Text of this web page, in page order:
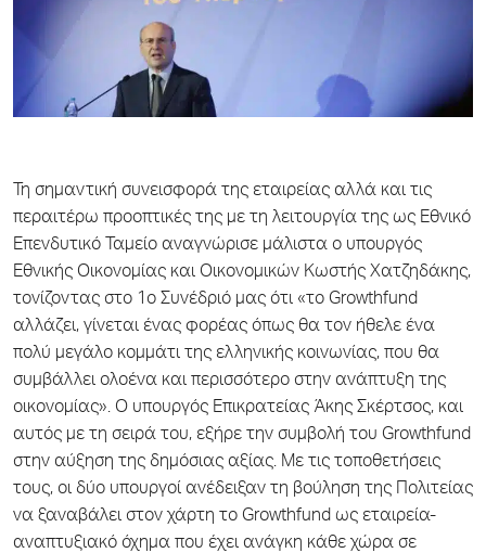
Τη σημαντική συνεισφορά της εταιρείας αλλά και τις
περαιτέρω προοπτικές της με τη λειτουργία της ως Εθνικό
Επενδυτικό Ταμείο αναγνώρισε μάλιστα ο υπουργός
Εθνικής Οικονομίας και Οικονομικών Κωστής Χατζηδάκης,
τονίζοντας στο 1ο Συνέδριό μας ότι «το Growthfund
αλλάζει, γίνεται ένας φορέας όπως θα τον ήθελε ένα
πολύ μεγάλο κομμάτι της ελληνικής κοινωνίας, που θα
συμβάλλει ολοένα και περισσότερο στην ανάπτυξη της
οικονομίας». Ο υπουργός Επικρατείας Άκης Σκέρτσος, και
αυτός με τη σειρά του, εξήρε την συμβολή του Growthfund
στην αύξηση της δημόσιας αξίας. Με τις τοποθετήσεις
τους, οι δύο υπουργοί ανέδειξαν τη βούληση της Πολιτείας
να ξαναβάλει στον χάρτη το Growthfund ως εταιρεία-
αναπτυξιακό όχημα που έχει ανάγκη κάθε χώρα σε